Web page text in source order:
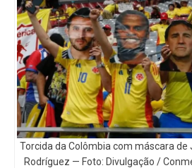
Torcida da Colômbia com máscara de
Rodríguez — Foto: Divulgação /